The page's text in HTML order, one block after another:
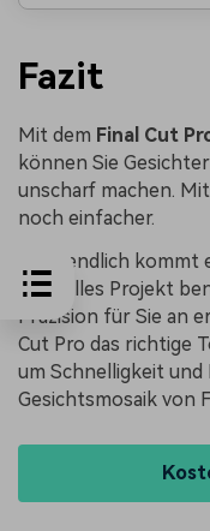
Fazit
Mit dem Final Cut
können Sie
unscharf machen.
noch einfacher.
Letztendlich kommt
spezielles Projekt
Präzision für Sie an
Cut Pro das richtige
um Schnelligkeit und
Gesichtsmosaik von